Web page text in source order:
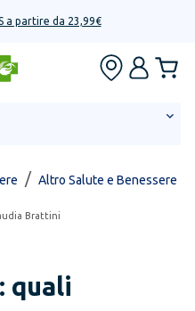
a partire da 23,99€
/ Altro Salute e Benessere
Brattini
quali